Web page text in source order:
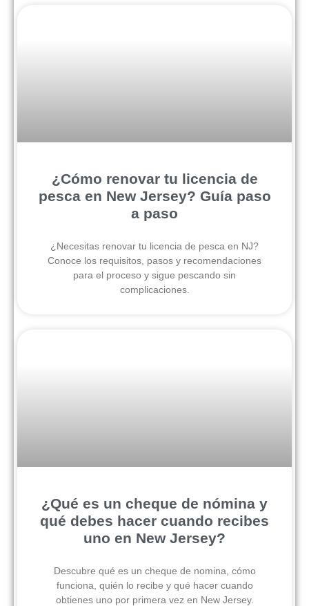
¿Cómo renovar tu licencia de
pesca en New Jersey? Guía paso
a paso
¿Necesitas renovar tu licencia de pesca en NJ?
Conoce los requisitos, pasos y recomendaciones
para el proceso y sigue pescando sin
complicaciones.
¿Qué es un cheque de nómina y
qué debes hacer cuando recibes
uno en New Jersey?
Descubre qué es un cheque de nomina, cómo
funciona, quién lo recibe y qué hacer cuando
obtienes uno por primera vez en New Jersey.